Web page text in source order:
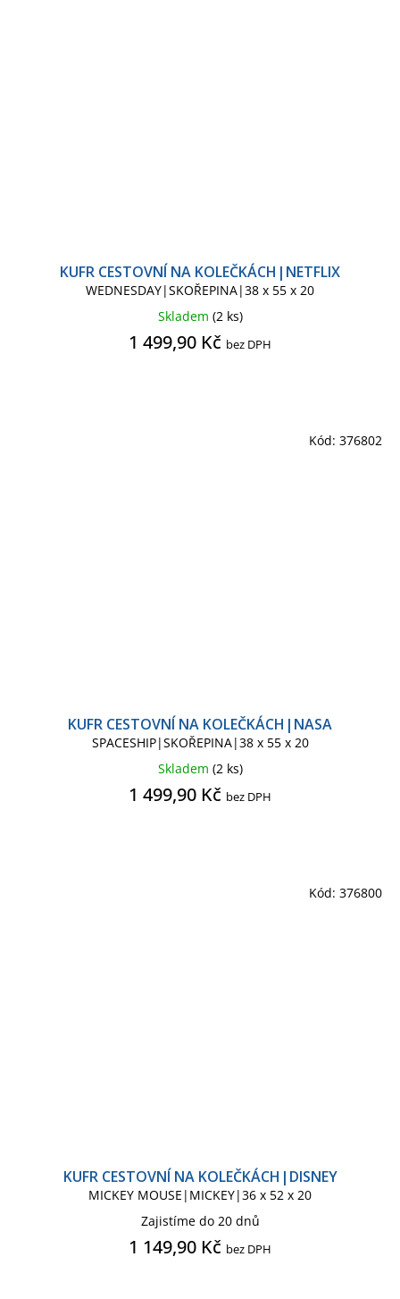
KUFR CESTOVNÍ NA KOLEČKÁCH|NETFLIX
WEDNESDAY|SKOŘEPINA|38 x 55 x 20
Skladem (2 ks)
1 499,90 Kč bez DPH
KUFR CESTOVNÍ NA KOLEČKÁCH|NASA
SPACESHIP|SKOŘEPINA|38 x 55 x 20
Skladem (2 ks)
1 499,90 Kč bez DPH
Kód: 376802
KUFR CESTOVNÍ NA KOLEČKÁCH|DISNEY
MICKEY MOUSE|MICKEY|36 x 52 x 20
Zajistíme do 20 dnů
1 149,90 Kč bez DPH
Kód: 376800